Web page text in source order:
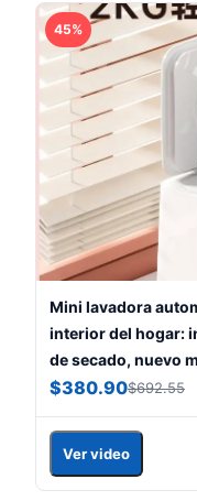
45%
Mini lavadora
interior del hogar:
de secado, nuevo
$380.90$692.55
Ver video